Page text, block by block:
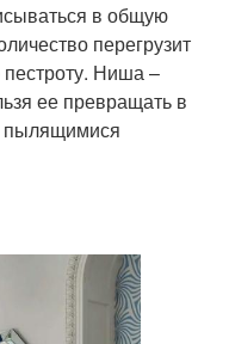
в общую
перегрузит
Ниша –
ее превращать в
пылящимися